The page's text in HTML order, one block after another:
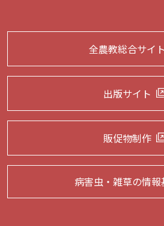
全農教総合サイト
出版サイト
販促物制作
病害虫・雑草の情報